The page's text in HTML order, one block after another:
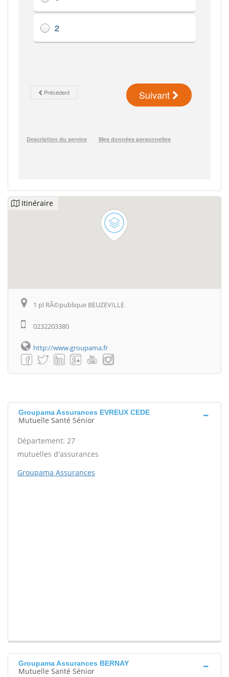
Itinéraire
1 pl RÃ©publique BEUZEVILLE
0232203380
http://www.groupama.fr
Groupama Assurances EVREUX CEDE
Mutuelle Santé Sénior
Département: 27
mutuelles d'assurances
Groupama Assurances
Groupama Assurances BERNAY
Mutuelle Santé Sénior